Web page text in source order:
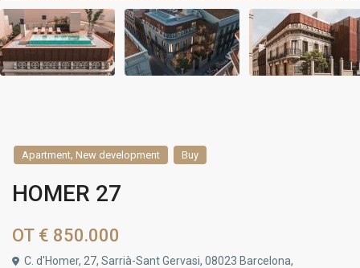
Apartment, New development Buy
HOMER 27
ОТ € 850.000
C. d'Homer, 27, Sarrià-Sant Gervasi, 08023 Barcelona,